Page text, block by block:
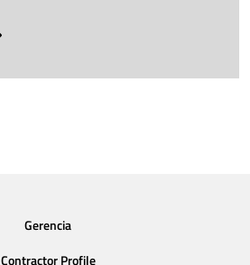
Gerencia
Contractor Profile